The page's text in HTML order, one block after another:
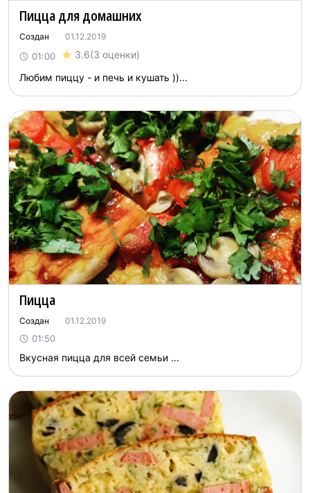
Пицца для домашних
Создан 01.12.2019
01:00 3.6(3 оценки)
Любим пиццу - и печь и кушать ))...
Пицца
Создан 01.12.2019
01:50
Вкусная пицца для всей семьи ...